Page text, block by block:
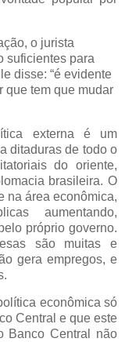
o jurista
suficientes para
disse: “é evidente
que tem que mudar
externa é um
ditaduras de todo o
do oriente,
brasileira. O
na área econômica,
aumentando,
próprio governo.
são muitas e
gera empregos, e
econômica só
Central e que este
Banco Central não